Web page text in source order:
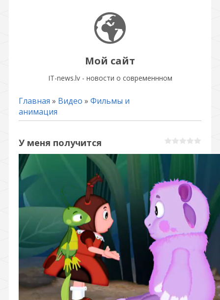
Мой сайт
IT-news.lv - новости о современнном
Главная » Видео » Фильмы и
анимация
У меня получится